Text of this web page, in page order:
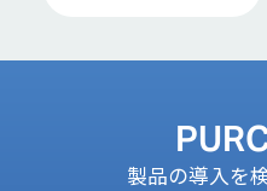
製品の導入を